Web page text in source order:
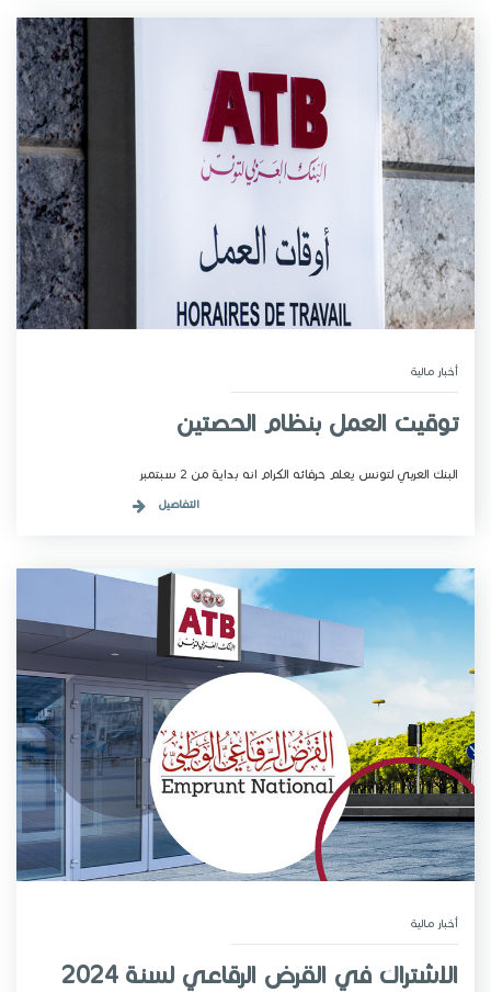
أخبار مـالية
توقيت العمل بنظام الحصتين
البنك العربي لتونس يعلم حرفائه الكرام انه بداية من 2 سبتمبر
التفاصيل
أخبار مـالية
الاشتراك في القرض الرقاعي لسنة 2024